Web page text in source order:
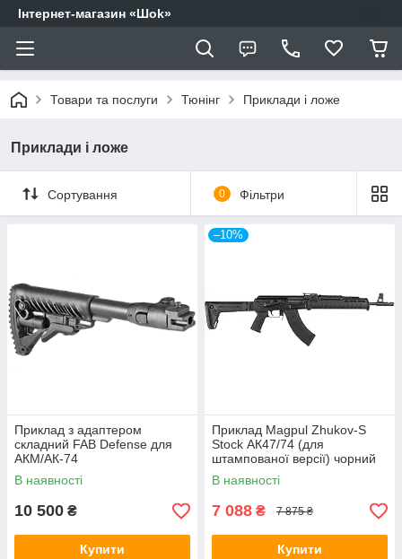
Інтернет-магазин «Шоk»
Товари та послуги Тюнінг Приклади і ложе
Приклади і ложе
Сортування 0 Фільтри
Приклад з адаптером
складний FAB Defense для
АКМ/АК-74
В наявності
10 500 ₴
Купити
–10%
Приклад Magpul Zhukov-S
Stock АК47/74 (для
штампованої версії) чорний
В наявності
7 088 ₴ 7 875 ₴
Купити